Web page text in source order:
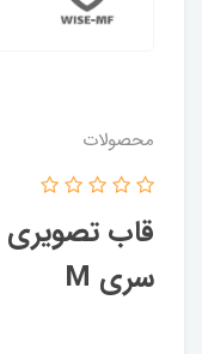
محصولات
قاب
سری M